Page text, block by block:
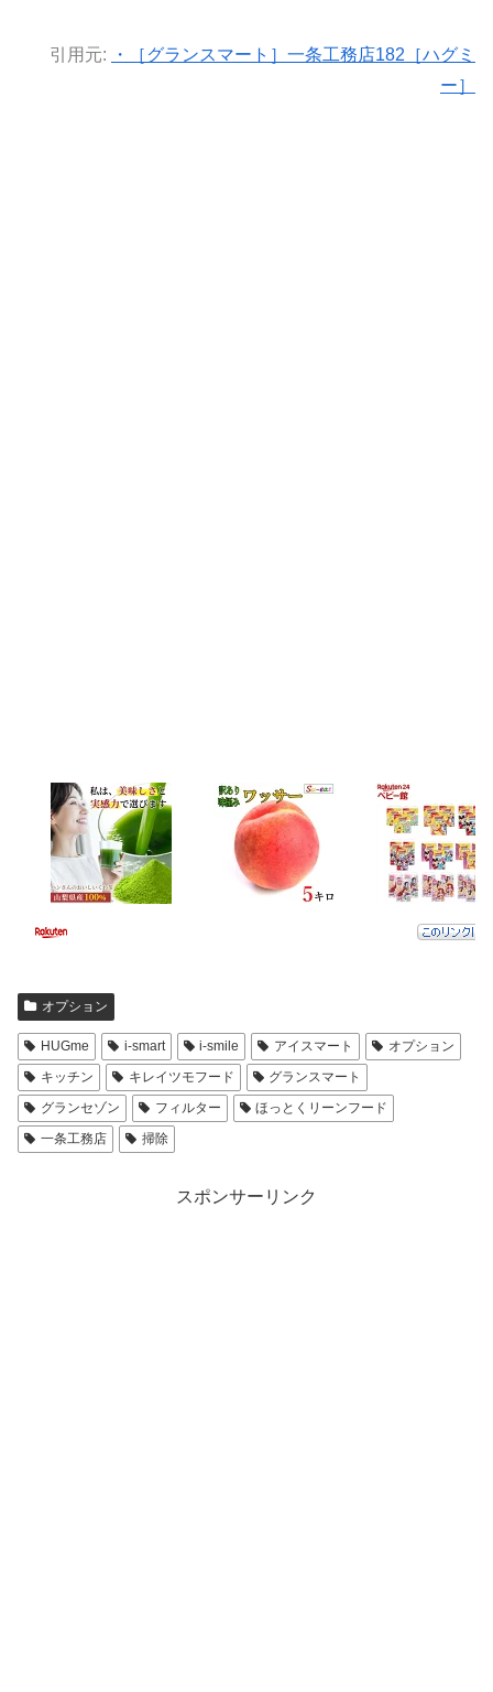
引用元:
・［グランスマート］一条工務店182［ハグミ
ー］
オプション
HUGme i-smart i-smile アイスマート
オプション
キッチン
キレイツモフード
グランスマート
グランセゾン
フィルター
ほっとくリーンフード
一条工務店
掃除
スポンサーリンク